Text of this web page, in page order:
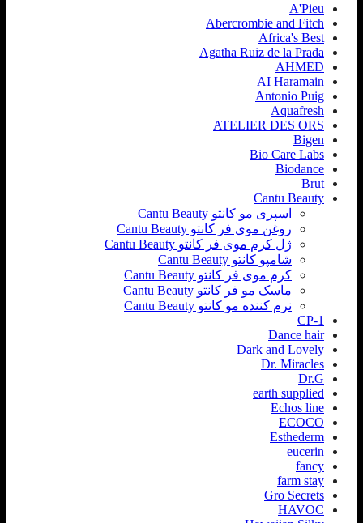
A'Pieu
Abercrombie and Fitch
Africa's Best
Agatha Ruiz de la Prada
AHMED
AI Haramain
Antonio Puig
Aquafresh
ATELIER DES ORS
Bigen
Bio Care Labs
Biodance
Brut
Cantu Beauty
اسپری مو کانتو Cantu Beauty
روغن موی فر کانتو Cantu Beauty
ژل کرم موی فر کانتو Cantu Beauty
شامپو کانتو Cantu Beauty
کرم موی فر کانتو Cantu Beauty
ماسک مو فر کانتو Cantu Beauty
نرم کننده مو کانتو Cantu Beauty
CP-1
Dance hair
Dark and Lovely
Dr. Miracles
Dr.G
earth supplied
Echos line
ECOCO
Esthederm
eucerin
fancy
farm stay
Gro Secrets
HAVOC